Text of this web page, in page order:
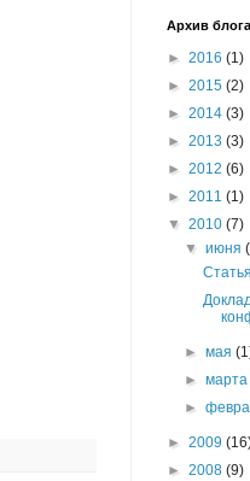
Архив блога
► 2016 (1)
► 2015 (2)
► 2014 (3)
► 2013 (3)
► 2012 (6)
► 2011 (1)
▼ 2010 (7)
▼июня
►мая
►
►
► 2009
► 2008 (9)